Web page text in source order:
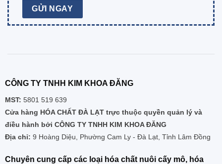
CÔNG TY TNHH KIM KHOA ĐĂNG
MST: 5801 519 639
Cửa hàng HÓA CHẤT ĐÀ LẠT trực thuộc quyền quản lý và
điều hành bởi CÔNG TY TNHH KIM KHOA ĐĂNG
Địa chỉ: 9 Hoàng Diệu, Phường Cam Ly - Đà Lạt, Tỉnh Lâm Đồng
Chuyên cung cấp các loại hóa chất nuôi cấy mô, hóa